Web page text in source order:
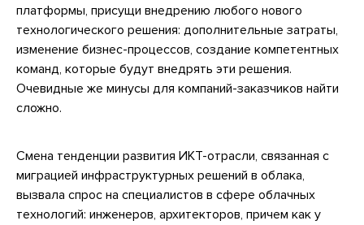
платформы, присущи внедрению любого нового
технологического решения: дополнительные затраты,
изменение бизнес-процессов, создание компетентных
команд, которые будут внедрять эти решения.
Очевидные же минусы для компаний-заказчиков найти
сложно.
Смена тенденции развития ИКТ-отрасли, связанная с
миграцией инфраструктурных решений в облака,
вызвала спрос на специалистов в сфере облачных
технологий: инженеров, архитекторов, причем как у